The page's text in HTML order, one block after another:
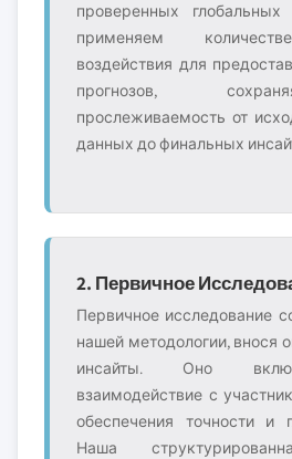
проверенных
применяем
воздействия для
прогнозов,
прослеживаемость от
данных до финальных
2. Первичное
Первичное исследование
нашей методологии, внося
инсайты. Оно
взаимодействие с
обеспечения точности и
Наша